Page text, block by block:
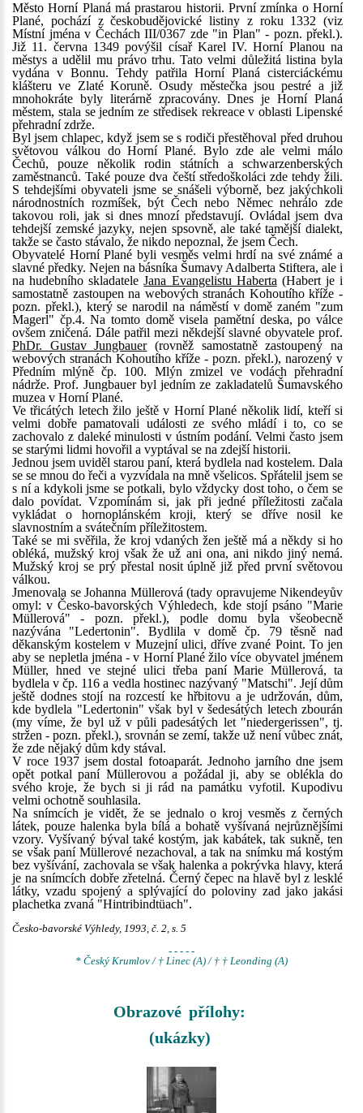
Město Horní Planá má prastarou historii. První zmínka o Horní
Plané, pochází z českobudějovické listiny z roku 1332 (viz
Místní jména v Čechách III/0367 zde "in Plan" - pozn. překl.).
Již 11. června 1349 povýšil císař Karel IV. Horní Planou na
městys a udělil mu právo trhu. Tato velmi důležitá listina byla
vydána v Bonnu. Tehdy patřila Horní Planá cisterciáckému
klášteru ve Zlaté Koruně. Osudy městečka jsou pestré a již
mnohokráte byly literárně zpracovány. Dnes je Horní Planá
městem, stala se jedním ze středisek rekreace v oblasti Lipenské
přehradní zdrže.
Byl jsem chlapec, když jsem se s rodiči přestěhoval před druhou
světovou válkou do Horní Plané. Bylo zde ale velmi málo
Čechů, pouze několik rodin státních a schwarzenberských
zaměstnanců. Také pouze dva čeští středoškoláci zde tehdy žili.
S tehdejšími obyvateli jsme se snášeli výborně, bez jakýchkoli
národnostních rozmíšek, být Čech nebo Němec nehrálo zde
takovou roli, jak si dnes mnozí představují. Ovládal jsem dva
tehdejší zemské jazyky, nejen spsovně, ale také tamější dialekt,
takže se často stávalo, že nikdo nepoznal, že jsem Čech.
Obyvatelé Horní Plané byli vesměs velmi hrdí na své známé a
slavné předky. Nejen na básníka Šumavy Adalberta Stiftera, ale i
na hudebního skladateleJana Evangelistu Haberta (Habert je i
samostatně zastoupen na webových stranách Kohoutího kříže -
pozn. překl.), který se narodil na náměstí v domě zaném "zum
Magerl" čp.4. Na tomto domě visela pamětní deska, po válce
ovšem zničená. Dále patřil mezi někdejší slavné obyvatele prof.
PhDr. Gustav Jungbauer(rovněž samostatně zastoupený na
webových stranách Kohoutího kříže - pozn. překl.), narozený v
Předním mlýně čp. 100. Mlýn zmizel ve vodách přehradní
nádrže. Prof. Jungbauer byl jedním ze zakladatelů Šumavského
muzea v Horní Plané.
Ve třicátých letech žilo ještě v Horní Plané několik lidí, kteří si
velmi dobře pamatovali události ze svého mládí i to, co se
zachovalo z daleké minulosti v ústním podání. Velmi často jsem
se starými lidmi hovořil a vyptával se na zdejší historii.
Jednou jsem uviděl starou paní, která bydlela nad kostelem. Dala
se se mnou do řeči a vyzvídala na mně všelicos. Spřátelil jsem se
s ní a kdykoli jsme se potkali, bylo vždycky dost toho, o čem se
dalo povídat. Vzpomínám si, jak při jedné příležitosti začala
vykládat o hornoplánském kroji, který se dříve nosil ke
slavnostním a svátečním příležitostem.
Také se mi svěřila, že kroj vdaných žen ještě má a někdy si ho
obléká, mužský kroj však že už ani ona, ani nikdo jiný nemá.
Mužský kroj se prý přestal nosit úplně již před první světovou
válkou.
Jmenovala se Johanna Müllerová (tady opravujeme Nikendeyův
omyl: v Česko-bavorských Výhledech, kde stojí psáno "Marie
Müllerová" - pozn. překl.), podle domu byla všeobecně
nazývána "Ledertonin". Bydlila v domě čp. 79 těsně nad
děkanským kostelem v Muzejní ulici, dříve zvané Point. To jen
aby se nepletla jména - v Horní Plané žilo více obyvatel jménem
Müller, hned ve stejné ulici třeba paní Marie Müllerová, ta
bydlela v čp. 116 a vedla hostinec nazývaný "Matschi". Její dům
ještě dodnes stojí na rozcestí ke hřbitovu a je udržován, dům,
kde bydlela "Ledertonin" však byl v šedesátých letech zbourán
(my víme, že byl už v půli padesátých let "niedergerissen", tj.
stržen - pozn. překl.), srovnán se zemí, takže už není vůbec znát,
že zde nějaký dům kdy stával.
V roce 1937 jsem dostal fotoaparát. Jednoho jarního dne jsem
opět potkal paní Müllerovou a požádal ji, aby se oblékla do
svého kroje, že bych si ji rád na památku vyfotil. Kupodivu
velmi ochotně souhlasila.
Na snímcích je vidět, že se jednalo o kroj vesměs z černých
látek, pouze halenka byla bílá a bohatě vyšívaná nejrůznějšími
vzory. Vyšívaný býval také kostým, jak kabátek, tak sukně, ten
se však paní Müllerové nezachoval, a tak na snímku má kostým
bez vyšívání, zachovala se však halenka a pokrývka hlavy, která
je na snímcích dobře zřetelná. Černý čepec na hlavě byl z lesklé
látky, vzadu spojený a splývající do poloviny zad jako jakási
plachetka zvaná "Hintribindtüach".
Česko-bavorské Výhledy, 1993, č. 2, s. 5
- - - - -
* Český Krumlov / † Linec (A) / † † Leonding (A)
Obrazové přílohy:
(ukázky)